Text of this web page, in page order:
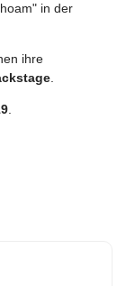
in der
ihre